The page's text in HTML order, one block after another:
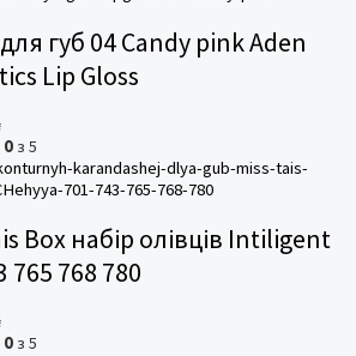
губ 04 Candy pink Aden
Lip Gloss
0 з 5
Box набір олівців Intiligent
765 768 780
0 з 5